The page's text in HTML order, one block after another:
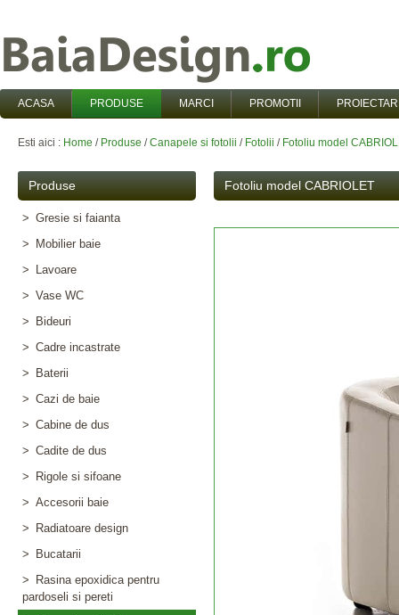
ACASA PRODUSE MARCI PROMOTII
Esti aici : Home / Produse /Canapele si fotolii / Fotolii / Fotoliu model
Produse
> Gresie si faianta
>
Mobilier baie
>
Lavoare
> Vase WC
>
Bideuri
> Cadre incastrate
>
Baterii
> Cazi de baie
> Cabine de dus
> Cadite de dus
>
Rigole si sifoane
> Accesorii baie
>
Radiatoare design
>
Bucatarii
>
Rasina epoxidica pentru
pardoseli si pereti
Fotoliu model CABRIOLET